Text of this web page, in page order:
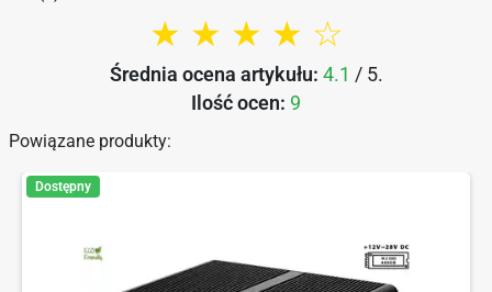
★ ★ ★ ★ ☆
Średnia ocena artykułu: 4.1 / 5.
Ilość ocen: 9
Powiązane produkty:
Dostępny